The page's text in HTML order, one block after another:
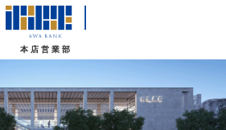
本店営業部